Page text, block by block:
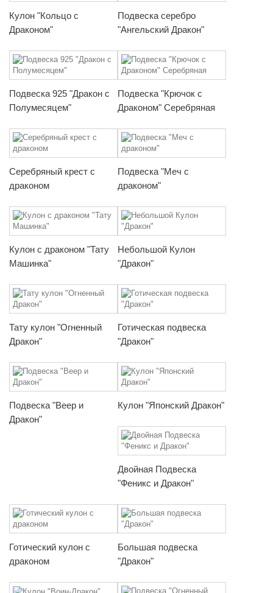
Кулон "Кольцо с
Драконом"
Подвеска серебро
"Ангельский Дракон"
Подвеска 925 "Дракон с
Полумесяцем"
Подвеска "Крючок с
Драконом" Серебряная
Серебряный крест с
драконом
Подвеска "Меч с
драконом"
Кулон с драконом "Тату
Машинка"
Небольшой Кулон
"Дракон"
Тату кулон "Огненный
Дракон"
Готическая подвеска
"Дракон"
Подвеска "Веер и
Дракон"
Кулон "Японский Дракон"
Двойная Подвеска
"Феникс и Дракон"
Готический кулон с
драконом
Большая подвеска
"Дракон"